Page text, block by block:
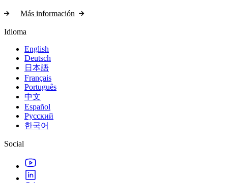
Más información
Idioma
English
Deutsch
日本語
Français
Português
中文
Español
Русский
한국어
Social